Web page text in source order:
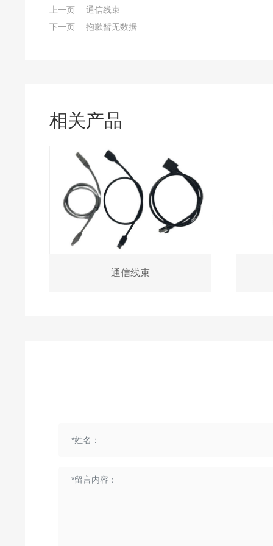
上一页
通信线束
下一页
抱歉暂无数据
相关产品
通信线束